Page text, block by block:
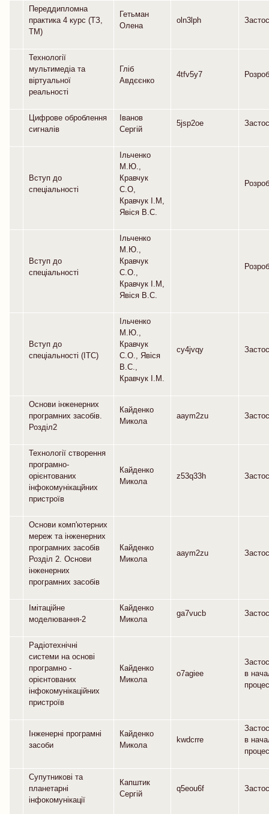
Переддипломна
практика 4 курс (ТЗ,
ТМ)
Гетьман
Олена
oln3lph
Технології
мультимедіа та
віртуальної
реальності
Гліб
Авдєєнко
4tfv5y7
Цифрове оброблення
сигналів
Іванов
Сергій
5jsp2oe
Вступ до
спеціальності
Ільченко
М.Ю.,
Кравчук
С.О,
Кравчук І.М,
Явіся В.С.
Вступ до
спеціальності
Ільченко
М.Ю.,
Кравчук
С.О.,
Кравчук І.М,
Явіся В.С.
Вступ до
спеціальності (ІТС)
Ільченко
М.Ю.,
Кравчук
С.О., Явіся
В.С.,
Кравчук І.М.
cy4jvqy
Основи інженерних
програмних засобів.
Розділ2
Кайденко
Микола
aaym2zu
Технології створення
програмно-
орієнтованих
інфокомунікацйних
пристроїв
Кайденко
Микола
z53q33h
Основи комп'ютерних
мереж та інженерних
програмних засобів
Розділ 2. Основи
інженерних
програмних засобів
Кайденко
Микола
aaym2zu
Імітаційне
моделювання-2
Кайденко
Микола
ga7vucb
Радіотехнічні
системи на основі
програмно -
орієнтованих
інфокомунікаційних
пристроїв
Кайденко
Микола
o7agiee
в
Інженерні програмні
засоби
Кайденко
Микола
kwdcrre
в
Супутникові та
планетарні
інфокомунікації
Капштик
Сергій
q5eou6f